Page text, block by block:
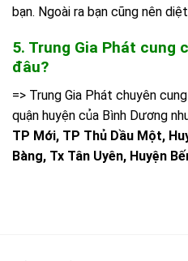
bạn. Ngoài ra bạn cũng nên
5. Trung Gia Phát cung
đâu?
=> Trung Gia Phát chuyên
quận huyện của Bình Dương
TP Mới, TP Thủ Dầu Một,
Bàng, Tx Tân Uyên, Huyện